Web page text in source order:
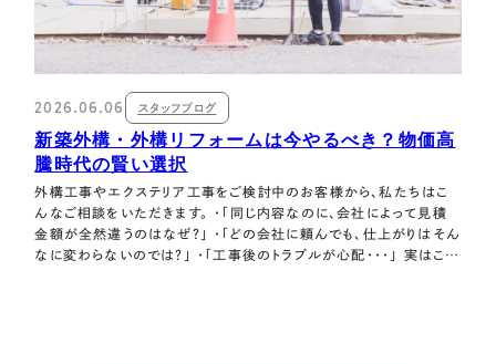
2026.06.06 スタッフブログ
新築外構・外構リフォームは今やるべき？物価高
騰時代の賢い選択
外構工事やエクステリア工事をご検討中のお客様から、私たちはこ
んなご相談をいただきます。 ・「同じ内容なのに、会社によって見積
金額が全然違うのはなぜ？」 ・「どの会社に頼んでも、仕上がりはそん
なに変わらないのでは？」 ・「工事後のトラブルが心配・・・」 実はこれ